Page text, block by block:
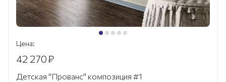
Цена:
42 270₽
Детская "Прованс" композиция #1